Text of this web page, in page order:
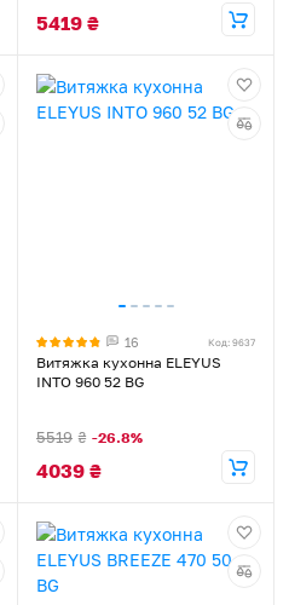
5419 ₴
16 Код: 9637
Витяжка кухонна ELEYUS
INTO 960 52 BG
5519 ₴ -26.8%
4039 ₴